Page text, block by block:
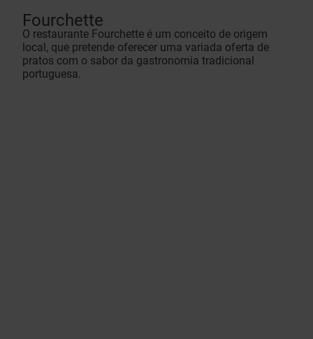
Fourchette
O restaurante Fourchette é um conceito de origem
local, que pretende oferecer uma variada oferta de
pratos com o sabor da gastronomia tradicional
portuguesa.